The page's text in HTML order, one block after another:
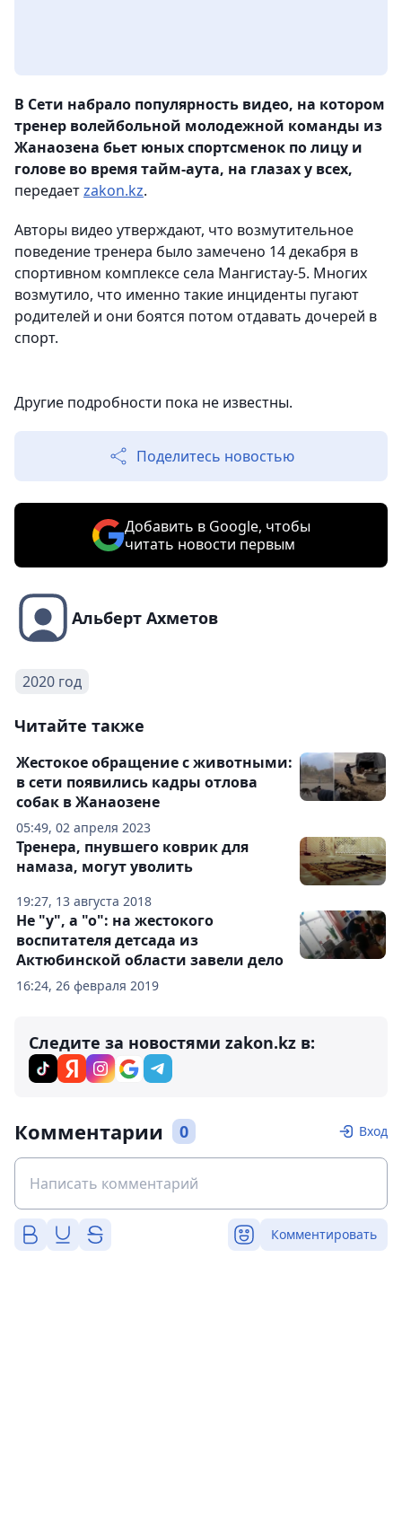
В Сети набрало популярность видео, на котором
тренер волейбольной молодежной команды из
Жанаозена бьет юных спортсменок по лицу и
голове во время тайм-аута, на глазах у всех,
передаетzakon.kz.
Авторы видео утверждают, что возмутительное
поведение тренера было замечено 14 декабря в
спортивном комплексе села Мангистау-5. Многих
возмутило, что именно такие инциденты пугают
родителей и они боятся потом отдавать дочерей в
спорт.
Другие подробности пока не известны.
Поделитесь новостью
Добавить в Google, чтобы
читать новости первым
Альберт Ахметов
2020 год
Читайте также
05:49, 02 апреля 2023
Жестокое обращение с животными:
в сети появились кадры отлова
собак в Жанаозене
19:27, 13 августа 2018
Тренера, пнувшего коврик для
намаза, могут уволить
16:24, 26 февраля 2019
Не "у", а "о": на жестокого
воспитателя детсада из
Актюбинской области завели дело
Следите за новостями zakon.kz в:
Комментарии 0 Вход
Комментировать